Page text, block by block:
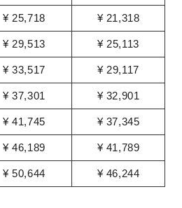
¥ 25,718 ¥ 21,318
¥ 29,513 ¥ 25,113
¥ 33,517 ¥ 29,117
¥ 37,301 ¥ 32,901
¥ 41,745 ¥ 37,345
¥ 46,189 ¥ 41,789
¥ 50,644 ¥ 46,244